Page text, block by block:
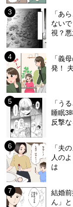
「あ
ない
視？
「義
発！
「う
睡眠3
反撃
「夫
人の
は
結婚
ん」